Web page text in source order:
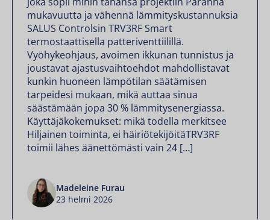
mukavuutta ja vähennä lämmityskustannuksia
SALUS Controlsin TRV3RF Smart
termostaattisella patteriventtiilillä.
Vyöhykeohjaus, avoimen ikkunan tunnistus ja
joustavat ajastusvaihtoehdot mahdollistavat
kunkin huoneen lämpötilan säätämisen
tarpeidesi mukaan, mikä auttaa sinua
säästämään jopa 30 % lämmitysenergiassa.
Käyttäjäkokemukset: mikä todella merkitsee
Hiljainen toiminta, ei häiriötekijöitäTRV3RF
toimii lähes äänettömästi vain 24 […]
Madeleine Furau
23 helmi 2026